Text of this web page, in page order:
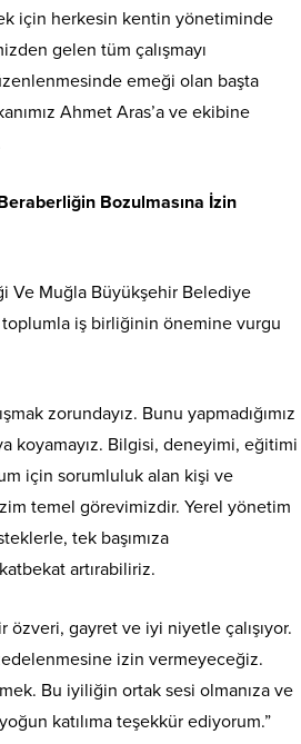
için herkesin kentin yönetiminde
gelen tüm çalışmayı
emeği olan başta
Ahmet Aras’a ve ekibine
Bozulmasına İzin
Ve Muğla Büyükşehir Belediye
toplumla iş birliğinin önemine vurgu
zorundayız. Bunu yapmadığımız
koyamayız. Bilgisi, deneyimi, eğitimi
için sorumluluk alan kişi ve
temel görevimizdir. Yerel yönetim
tek başımıza
artırabiliriz.
özveri, gayret ve iyi niyetle çalışıyor.
izin vermeyeceğiz.
Bu iyiliğin ortak sesi olmanıza ve
katılıma teşekkür ediyorum.”